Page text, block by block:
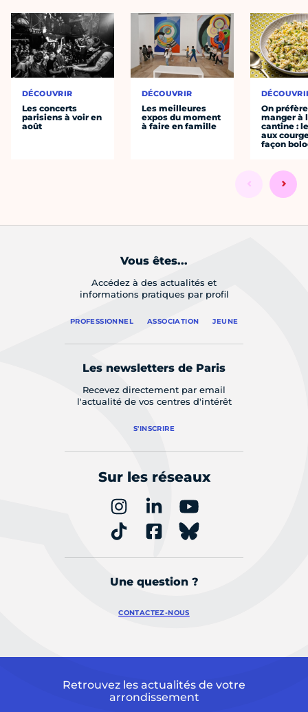
DÉCOUVRIR
Les concerts
parisiens à voir en
août
DÉCOUVRIR
Les meilleures
expos du moment
à faire en famille
On préfère
manger à
cantine :
aux
façon
Vous êtes...
Accédez à des actualités et
informations pratiques par profil
PROFESSIONNEL ASSOCIATION JEUNE
Les newsletters de Paris
Recevez directement par email
l'actualité de vos centres d'intérêt
S'INSCRIRE
Sur les réseaux
Une question ?
CONTACTEZ-NOUS
Retrouvez les actualités de votre
arrondissement